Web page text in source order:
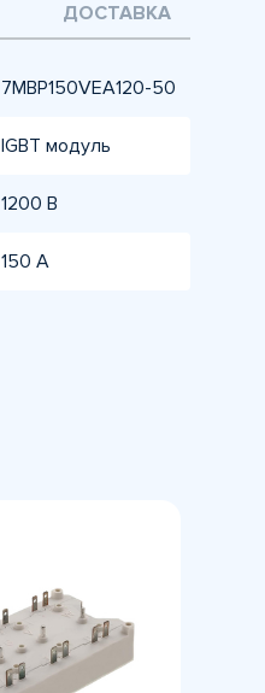
ДОСТАВКА
7MBP150VEA120-50
IGBT модуль
1200 В
150 А